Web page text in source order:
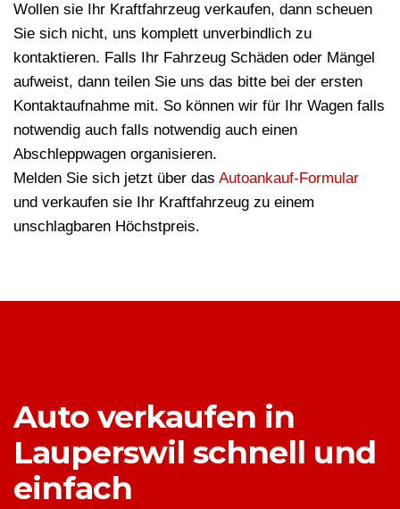
Wollen sie Ihr Kraftfahrzeug verkaufen, dann scheuen
Sie sich nicht, uns komplett unverbindlich zu
kontaktieren. Falls Ihr Fahrzeug Schäden oder Mängel
aufweist, dann teilen Sie uns das bitte bei der ersten
Kontaktaufnahme mit. So können wir für Ihr Wagen falls
notwendig auch falls notwendig auch einen
Abschleppwagen organisieren.
Melden Sie sich jetzt über das Autoankauf-Formular
und verkaufen sie Ihr Kraftfahrzeug zu einem
unschlagbaren Höchstpreis.
Auto verkaufen in
Lauperswil schnell und
einfach